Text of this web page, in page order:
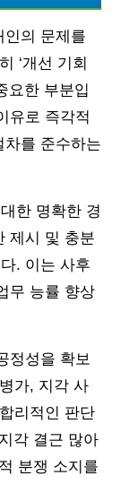
인의 문제를
‘개선 기회
요한 부분입
유로 즉각적
차를 준수하는
한 명확한 경
제시 및 충분
. 이는 사후
무 능률 향상
정성을 확보
가, 지각 사
리적인 판단
각 결근 많아
분쟁 소지를